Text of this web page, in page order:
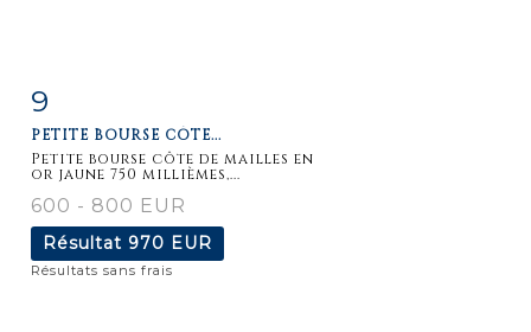
9
PETITE BOURSE CÔTE...
Petite bourse côte de mailles en
or jaune 750 millièmes,...
600 - 800 EUR
Résultat 970 EUR
Résultats sans frais